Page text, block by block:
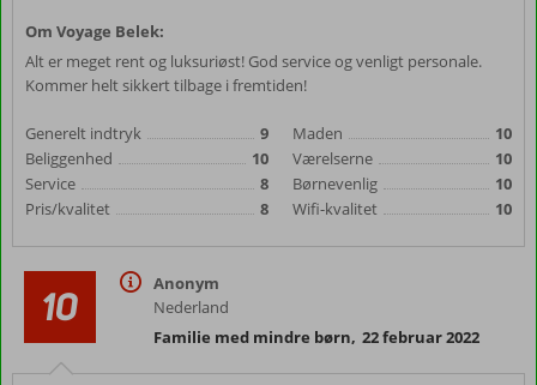
Om Voyage Belek:
Alt er meget rent og luksuriøst! God service og venligt personale.
Kommer helt sikkert tilbage i fremtiden!
Generelt indtryk
9
Beliggenhed
10
Service
8
Pris/kvalitet
8
Maden
10
Værelserne
10
Børnevenlig
10
Wifi-kvalitet
10
10
Anonym
Nederland
Familie med mindre børn, 22 februar 2022